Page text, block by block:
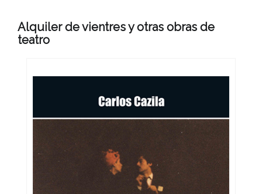
Alquiler de vientres y otras obras de
teatro